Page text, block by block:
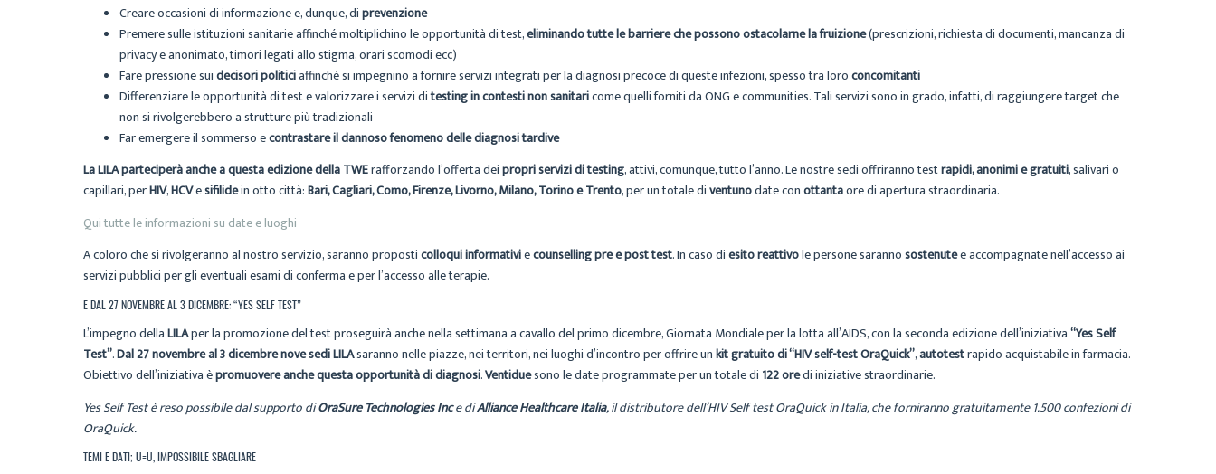
Creare occasioni di informazione e, dunque, diprevenzione
Premere sulle istituzioni sanitarie affinché moltiplichino le opportunità di test,eliminando tutte le barriere che possono ostacolarne la fruizione(prescrizioni, richiesta di documenti, mancanza di
privacy e anonimato, timori legati allo stigma, orari scomodi ecc)
Fare pressione suidecisori politiciaffinché si impegnino a fornire servizi integrati per la diagnosi precoce di queste infezioni, spesso tra loroconcomitanti
Differenziare le opportunità di test e valorizzare i servizi ditesting in contesti non sanitaricome quelli forniti da ONG e communities. Tali servizi sono in grado, infatti, di raggiungere target che
non si rivolgerebbero a strutture più tradizionali
Far emergere il sommerso econtrastare il dannoso fenomeno delle diagnosi tardive
La LILA parteciperà anche a questa edizione della TWErafforzando l’offerta deipropri servizi di testing, attivi, comunque, tutto l’anno. Le nostre sedi offriranno testrapidi, anonimi e gratuiti, salivari o
capillari, perHIV,HCVesifilidein otto città:Bari, Cagliari, Como, Firenze, Livorno, Milano, Torino e Trento, per un totale diventunodate conottantaore di apertura straordinaria.
Qui tutte le informazioni su date e luoghi
A coloro che si rivolgeranno al nostro servizio, saranno proposticolloqui informativiecounselling pre e post test. In caso diesito reattivole persone sarannosostenutee accompagnate nell’accesso ai
servizi pubblici per gli eventuali esami di conferma e per l’accesso alle terapie.
E DAL 27 NOVEMBRE AL 3 DICEMBRE: “YES SELF TEST”
L’impegno dellaLILAper la promozione del test proseguirà anche nella settimana a cavallo del primo dicembre, Giornata Mondiale per la lotta all’AIDS, con la seconda edizione dell’iniziativa“Yes Self
Test”.Dal 27 novembre al 3 dicembre nove sedi LILAsaranno nelle piazze, nei territori, nei luoghi d’incontro per offrire unkit gratuito di “HIV self-test OraQuick”,autotestrapido acquistabile in farmacia.
Obiettivo dell’iniziativa èpromuovere anche questa opportunità di diagnosi.Ventiduesono le date programmate per un totale di 122 oredi iniziative straordinarie.
Yes Self Test è reso possibile dal supporto diOraSure Technologies Ince diAlliance Healthcare Italia, il distributore dell’HIV Self test OraQuick in Italia, che forniranno gratuitamente 1.500 confezioni di
OraQuick.
TEMI E DATI; U=U, IMPOSSIBILE SBAGLIARE